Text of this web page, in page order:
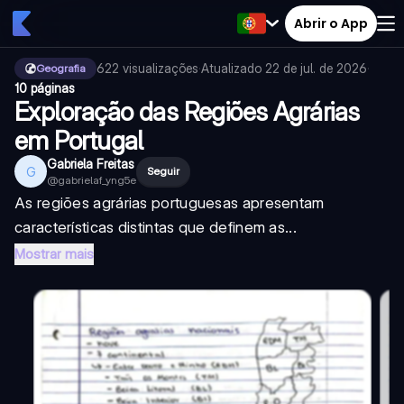
Abrir o App
Geografia 622 visualizações·Atualizado 22 de jul. de 2026·
10 páginas
Exploração das Regiões Agrárias
em Portugal
G Gabriela Freitas
@gabrielaf_yng5e
Seguir
As regiões agrárias portuguesas apresentam
características distintas que definem as...
Mostrar mais